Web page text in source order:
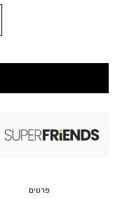
פרטים